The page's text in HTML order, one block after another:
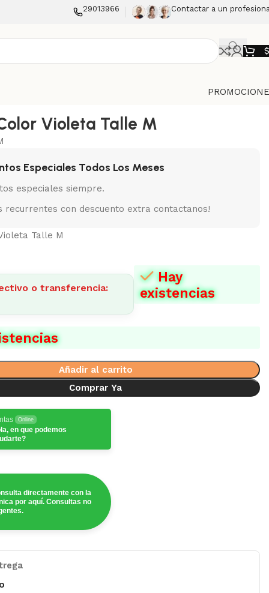
29013966 Contactar a un
$
Violeta Talle M
Especiales Todos Los Meses
especiales siempre.
recurrentes con descuento extra contactanos!
Talle M
o transferencia:
Hay
existencias
Añadir al carrito
Comprar Ya
Online
en que podemos
directamente con la
por aquí. Consultas no